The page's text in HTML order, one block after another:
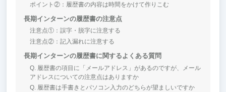
ポイント②：履歴書の内容は時間をかけて作りこむ
長期インターンの履歴書の注意点
注意点①：誤字・脱字に注意する
注意点②：記入漏れに注意する
長期インターンの履歴書に関するよくある質問
Q. 履歴書の項目に「メールアドレス」があるのですが、メール
アドレスについての注意点はありますか
Q. 履歴書は手書きとパソコン入力のどちらが望ましいですか